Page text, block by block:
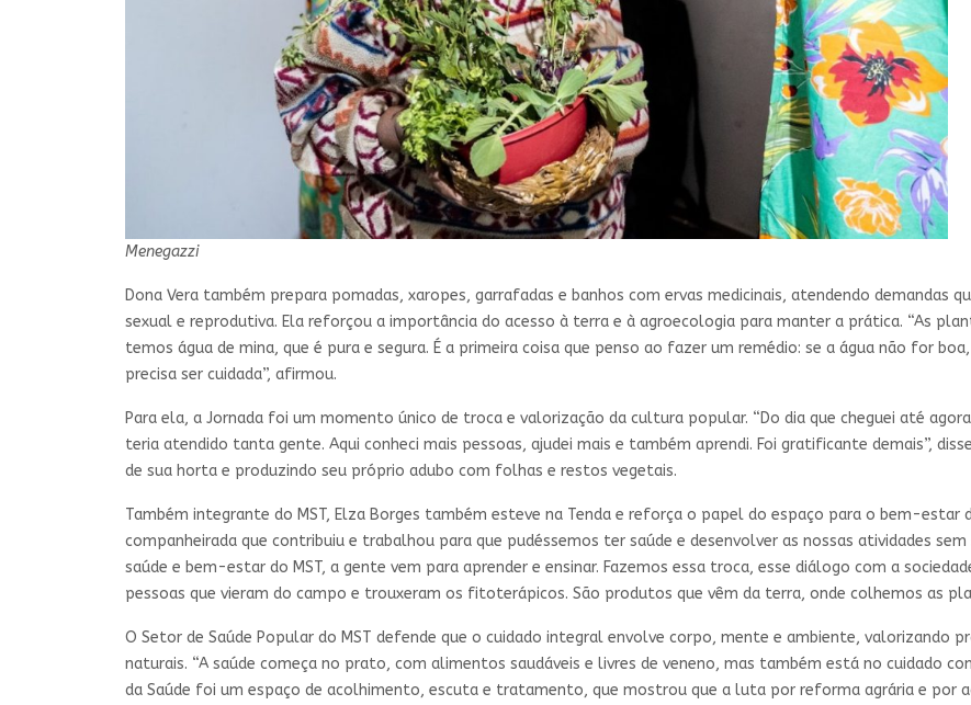
Menegazzi
Dona Vera também prepara pomadas, xaropes, garrafadas e banhos com ervas medicinais, atendendo demandas
sexual e reprodutiva. Ela reforçou a importância do acesso à terra e à agroecologia para manter a prática. “As
temos água de mina, que é pura e segura. É a primeira coisa que penso ao fazer um remédio: se a água não for
precisa ser cuidada”, afirmou.
Para ela, a Jornada foi um momento único de troca e valorização da cultura popular. “Do dia que cheguei até
teria atendido tanta gente. Aqui conheci mais pessoas, ajudei mais e também aprendi. Foi gratificante demais”,
de sua horta e produzindo seu próprio adubo com folhas e restos vegetais.
Também integrante do MST, Elza Borges também esteve na Tenda e reforça o papel do espaço para o bem-estar
companheirada que contribuiu e trabalhou para que pudéssemos ter saúde e desenvolver as nossas atividades
saúde e bem-estar do MST, a gente vem para aprender e ensinar. Fazemos essa troca, esse diálogo com a
pessoas que vieram do campo e trouxeram os fitoterápicos. São produtos que vêm da terra, onde colhemos as
O Setor de Saúde Popular do MST defende que o cuidado integral envolve corpo, mente e ambiente, valorizando
naturais. “A saúde começa no prato, com alimentos saudáveis e livres de veneno, mas também está no cuidado
da Saúde foi um espaço de acolhimento, escuta e tratamento, que mostrou que a luta por reforma agrária e por